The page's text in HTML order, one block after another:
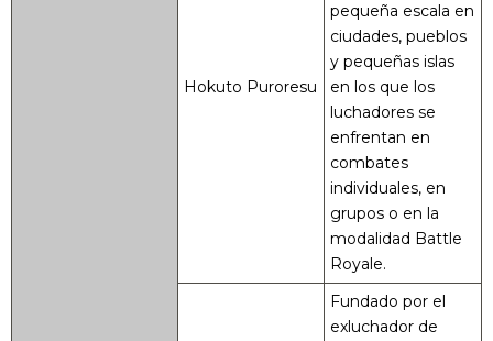
Hokuto Puroresu
pequeña escala en
ciudades, pueblos
y pequeñas islas
en los que los
luchadores se
enfrentan en
combates
individuales, en
grupos o en la
modalidad Battle
Royale.
Fundado por el
exluchador de